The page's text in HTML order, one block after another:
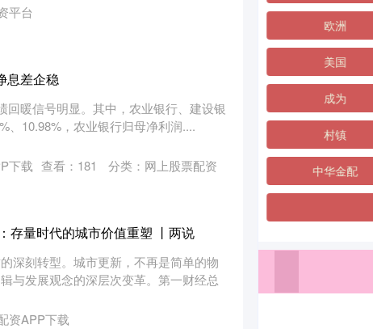
平台
息差企稳
暖信号明显。其中，农业银行、建设银
、10.98%，农业银行归母净利润....
下载 查看： 181 分类： 网上股票配资
存量时代的城市价值重塑 丨两说
深刻转型。城市更新，不再是简单的物
与发展观念的深层次变革。第一财经总
资APP下载
欧洲
美国
成为
村镇
中华金配